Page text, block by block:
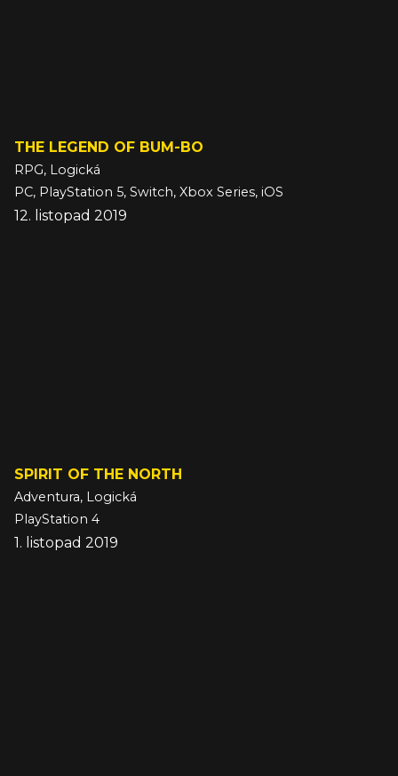
THE LEGEND OF BUM-BO
RPG, Logická
PC, PlayStation 5, Switch, Xbox Series, iOS
12. listopad 2019
SPIRIT OF THE NORTH
Adventura, Logická
PlayStation 4
1. listopad 2019